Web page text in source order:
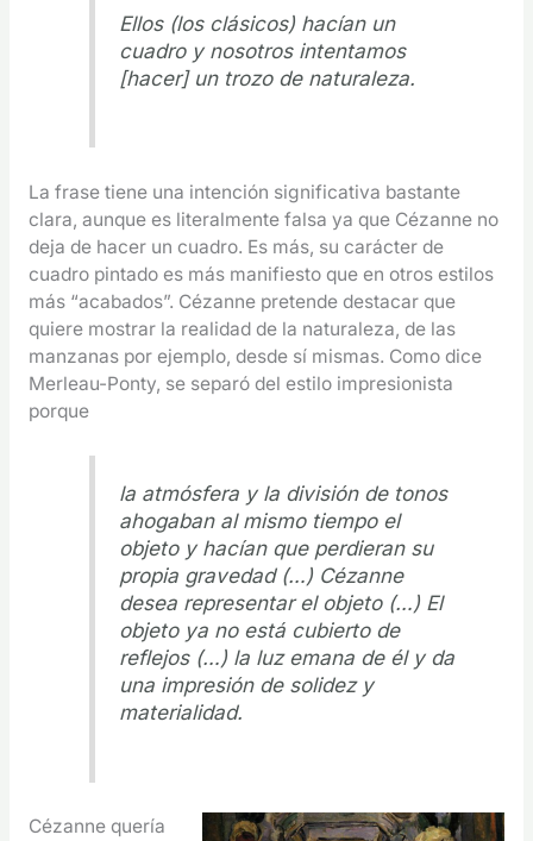
Ellos (los clásicos) hacían un
cuadro y nosotros intentamos
[hacer] un trozo de naturaleza.
La frase tiene una intención significativa bastante
clara, aunque es literalmente falsa ya que Cézanne no
deja de hacer un cuadro. Es más, su carácter de
cuadro pintado es más manifiesto que en otros estilos
más “acabados”. Cézanne pretende destacar que
quiere mostrar la realidad de la naturaleza, de las
manzanas por ejemplo, desde sí mismas. Como dice
Merleau-Ponty, se separó del estilo impresionista
porque
la atmósfera y la división de tonos
ahogaban al mismo tiempo el
objeto y hacían que perdieran su
propia gravedad (…) Cézanne
desea representar el objeto (…) El
objeto ya no está cubierto de
reflejos (…) la luz emana de él y da
una impresión de solidez y
materialidad.
Cézanne quería